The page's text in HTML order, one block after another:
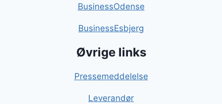
BusinessOdense
BusinessEsbjerg
Øvrige links
Pressemeddelelse
Leverandør